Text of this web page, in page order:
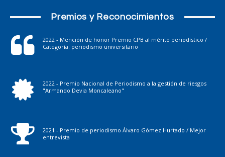
Premios y Reconocimientos
2022 - Mención de honor Premio CPB al mérito periodístico /
Categoría: periodismo universitario
2022 - Premio Nacional de Periodismo a la gestión de riesgos
"Armando Devia Moncaleano"
2021 - Premio de periodismo Álvaro Gómez Hurtado / Mejor
entrevista